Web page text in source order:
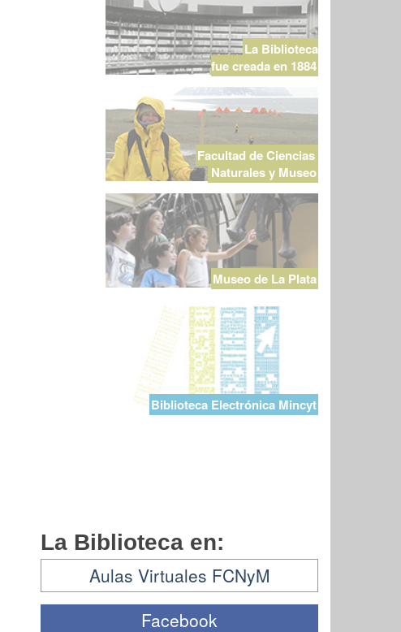
La Biblioteca
fue creada en 1884
Facultad de Ciencias
Naturales y Museo
Museo de La Plata
Biblioteca Electrónica Mincyt
La Biblioteca en:
Aulas Virtuales FCNyM
Facebook